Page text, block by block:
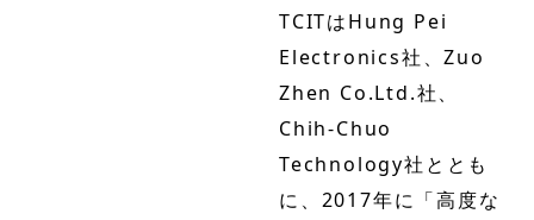
TCITはHung Pei
Electronics社、Zuo
Zhen Co.Ltd.社、
Chih-Chuo
Technology社ととも
に、2017年に「高度な